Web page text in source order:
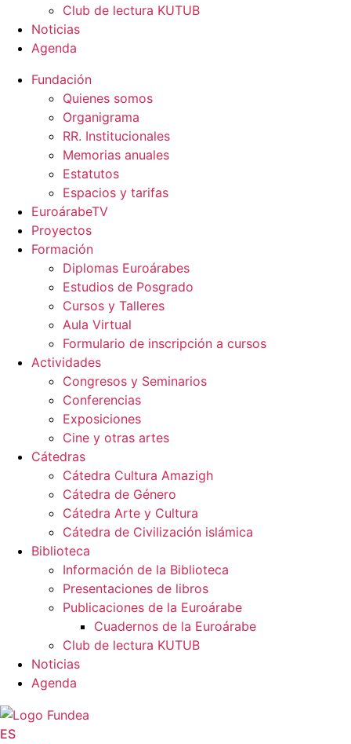
Club de lectura KUTUB
Noticias
Agenda
Fundación
Quienes somos
Organigrama
RR. Institucionales
Memorias anuales
Estatutos
Espacios y tarifas
EuroárabeTV
Proyectos
Formación
Diplomas Euroárabes
Estudios de Posgrado
Cursos y Talleres
Aula Virtual
Formulario de inscripción a cursos
Actividades
Congresos y Seminarios
Conferencias
Exposiciones
Cine y otras artes
Cátedras
Cátedra Cultura Amazigh
Cátedra de Género
Cátedra Arte y Cultura
Cátedra de Civilización islámica
Biblioteca
Información de la Biblioteca
Presentaciones de libros
Publicaciones de la Euroárabe
Cuadernos de la Euroárabe
Club de lectura KUTUB
Noticias
Agenda
ES